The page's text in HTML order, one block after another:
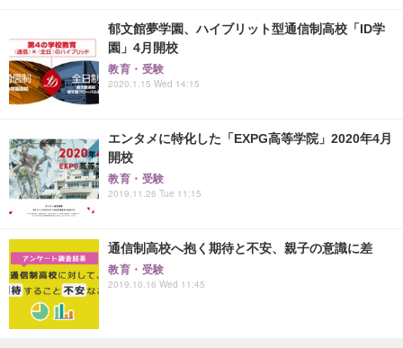
郁文館夢学園、ハイブリット型通信制高校「ID学
園」4月開校
教育・受験
2020.1.15 Wed 14:15
エンタメに特化した「EXPG高等学院」2020年4月
開校
教育・受験
2019.11.26 Tue 11:15
通信制高校へ抱く期待と不安、親子の意識に差
教育・受験
2019.10.16 Wed 11:45